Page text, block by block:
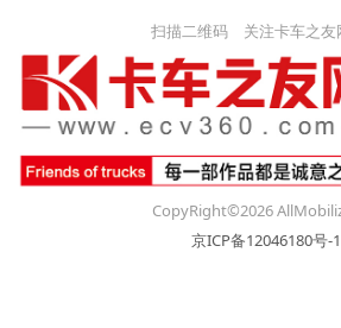
扫描二维码 关注卡车之友
CopyRight©2026
京ICP备12046180号-1